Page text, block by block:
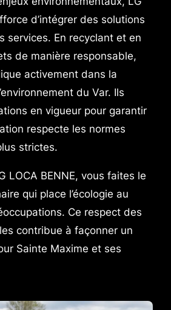
d’intégrer des solutions
services. En recyclant et en
de manière responsable,
activement dans la
du Var. Ils
en vigueur pour garantir
respecte les normes
strictes.
LOCA BENNE, vous faites le
qui place l’écologie au
Ce respect des
contribue à façonner un
Sainte Maxime et ses